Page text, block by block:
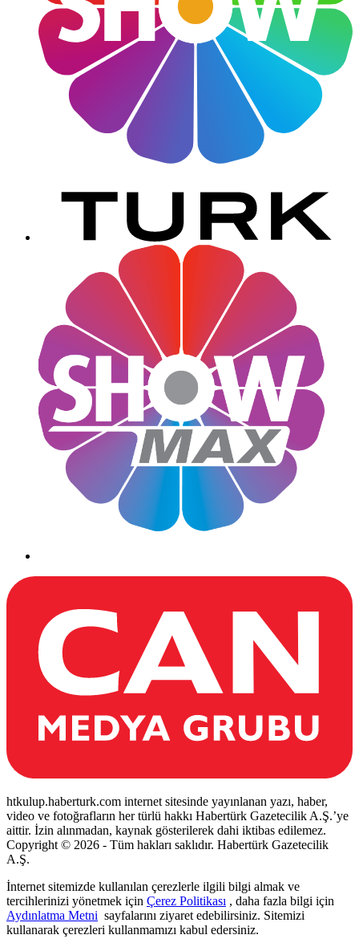
htkulup.haberturk.com internet sitesinde yayınlanan yazı, haber,
video ve fotoğrafların her türlü hakkı Habertürk Gazetecilik A.Ş.’ye
aittir. İzin alınmadan, kaynak gösterilerek dahi iktibas edilemez.
Copyright © 2026 - Tüm hakları saklıdır. Habertürk Gazetecilik
A.Ş.
İnternet sitemizde kullanılan çerezlerle ilgili bilgi almak ve
tercihlerinizi yönetmek için Çerez Politikası , daha fazla bilgi için
Aydınlatma Metni sayfalarını ziyaret edebilirsiniz. Sitemizi
kullanarak çerezleri kullanmamızı kabul edersiniz.